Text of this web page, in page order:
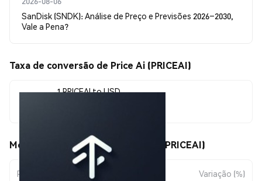
SanDisk (SNDK): Análise de Preço e Previsões 2026–2030,
Vale a Pena?
Taxa de conversão de Price Ai (PRICEAI)
1 PRICEAI to USD
Movimentos de preço de Price Ai (PRICEAI)
Período Variação (%)